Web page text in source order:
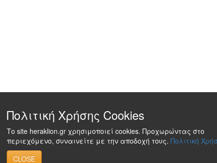
Πολιτική Χρήσης Cookies
Το site heraklion.gr χρησιμοποιεί cookies. Προχωρώντας στο
περιεχόμενο, συναινείτε με την αποδοχή τους. Πολιτική
CLOSE